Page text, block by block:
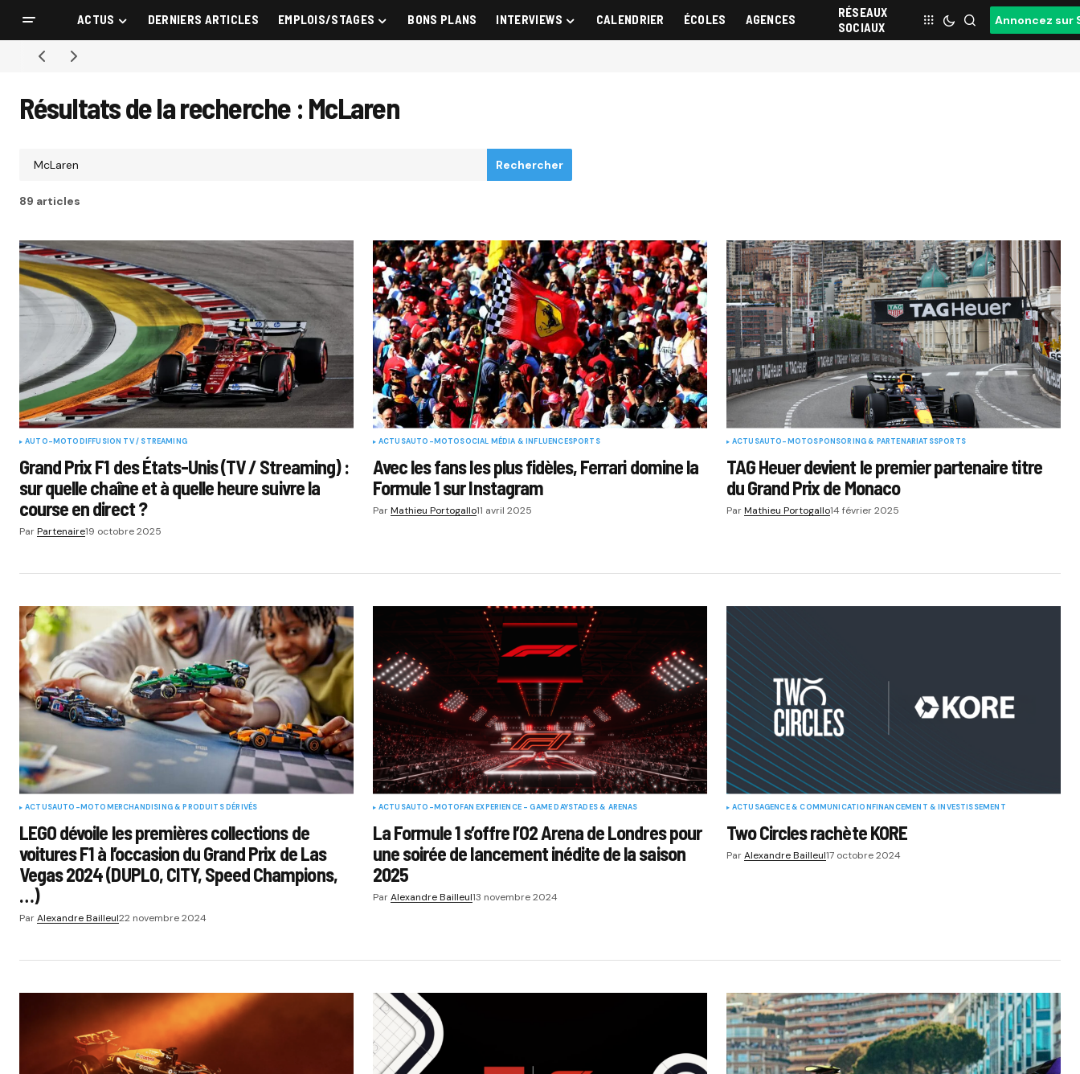
ACTUS DERNIERS ARTICLES EMPLOIS/STAGES BONS PLANS INTERVIEWS CALENDRIER ÉCOLES AGENCES
RÉSEAUX
SOCIAUX
Annoncez sur
Résultats de la recherche : McLaren
Rechercher
89 articles
AUTO-MOTODIFFUSION TV / STREAMING
Grand Prix F1 des États-Unis (TV / Streaming) :
sur quelle chaîne et à quelle heure suivre la
course en direct ?
ParPartenaire19 octobre 2025
ACTUSAUTO-MOTOSOCIAL MÉDIA & INFLUENCESPORTS
Avec les fans les plus fidèles, Ferrari domine la
Formule 1 sur Instagram
ParMathieu Portogallo11 avril 2025
ACTUSAUTO-MOTOSPONSORING & PARTENARIATSSPORTS
TAG Heuer devient le premier partenaire titre
du Grand Prix de Monaco
ParMathieu Portogallo14 février 2025
ACTUSAUTO-MOTOMERCHANDISING & PRODUITS DÉRIVÉS
LEGO dévoile les premières collections de
voitures F1 à l’occasion du Grand Prix de Las
Vegas 2024 (DUPLO, CITY, Speed Champions,
…)
ParAlexandre Bailleul22 novembre 2024
ACTUSAUTO-MOTOFAN EXPERIENCE - GAME DAYSTADES & ARENAS
La Formule 1 s’offre l’O2 Arena de Londres pour
une soirée de lancement inédite de la saison
2025
ParAlexandre Bailleul13 novembre 2024
ACTUSAGENCE & COMMUNICATIONFINANCEMENT & INVESTISSEMENT
Two Circles rachète KORE
ParAlexandre Bailleul17 octobre 2024